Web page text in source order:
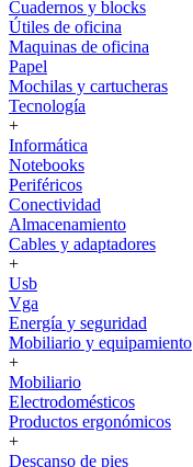
Cuadernos y blocks
Útiles de oficina
Maquinas de oficina
Papel
Mochilas y cartucheras
Tecnología
+
Informática
Notebooks
Periféricos
Conectividad
Almacenamiento
Cables y adaptadores
+
Usb
Vga
Energía y seguridad
Mobiliario y equipamiento
+
Mobiliario
Electrodomésticos
Productos ergonómicos
+
Descanso de pies